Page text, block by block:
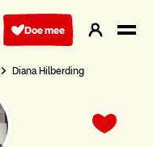
Doe mee
Diana Hilberding